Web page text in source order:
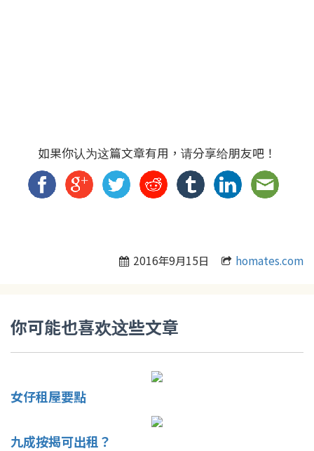
如果你认为这篇文章有用，请分享给朋友吧！
2016年9月15日 homates.com
你可能也喜欢这些文章
女仔租屋要點
九成按揭可出租？